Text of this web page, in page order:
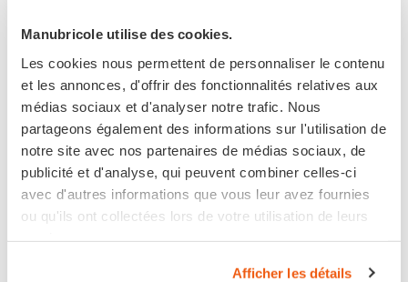
Manubricole utilise des cookies.
Les cookies nous permettent de personnaliser le contenu
et les annonces, d'offrir des fonctionnalités relatives aux
médias sociaux et d'analyser notre trafic. Nous
partageons également des informations sur l'utilisation de
notre site avec nos partenaires de médias sociaux, de
publicité et d'analyse, qui peuvent combiner celles-ci
avec d'autres informations que vous leur avez fournies
ou qu'ils ont collectées lors de votre utilisation de leurs
Afficher les détails
Paiement 100% sécurisé
Disponible
Expédié sous 8 jours ourvés